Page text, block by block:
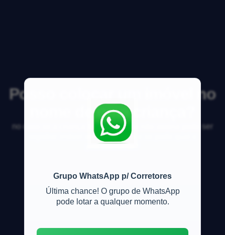
Grupo WhatsApp p/ Corretores
Última chance! O grupo de WhatsApp
pode lotar a qualquer momento.
Posso colocar um imóvel no
nome de uma criança?
no caso se a criança for bebe ainda não assina pode ser
registrar imóvel em nome dela e se pode qual o
procedimento?